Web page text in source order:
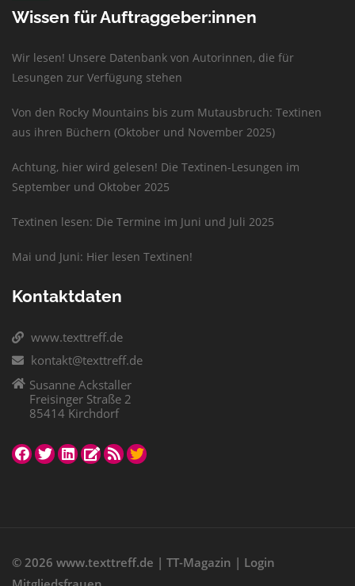
Wissen für Auftraggeber:innen
Wir lesen! Unsere Datenbank von Autorinnen, die für
Lesungen zur Verfügung stehen
Von den Rocky Mountains bis zum Mutausbruch: Textinen
aus ihren Büchern (Oktober und November 2025)
Achtung, hier wird gelesen! Die Textinen-Lesungen im
September und Oktober 2025
Textinen lesen: Die Termine im Juni und Juli 2025
Mai und Juni: Hier lesen Textinen!
Kontaktdaten
www.texttreff.de
kontakt@texttreff.de
Susanne Ackstaller
Freisinger Straße 2
85414 Kirchdorf
© 2026 www.texttreff.de | TT-Magazin | Login